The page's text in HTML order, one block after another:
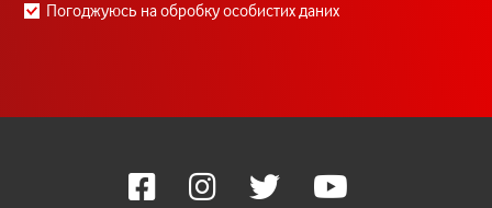
Погоджуюсь на обробку особистих даних